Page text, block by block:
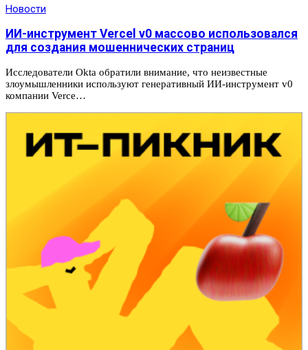
Новости
ИИ-инструмент Vercel v0 массово использовался
для создания мошеннических страниц
Исследователи Okta обратили внимание, что неизвестные
злоумышленники используют генеративный ИИ-инструмент v0
компании Verce…